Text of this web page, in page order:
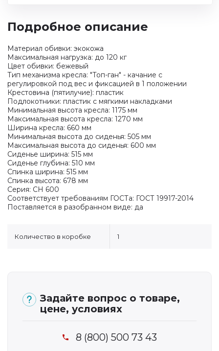
Подробное описание
Материал обивки: экокожа
Максимальная нагрузка: до 120 кг
Цвет обивки: бежевый
Тип механизма кресла: "Топ-ган" - качание с
регулировкой под вес и фиксацией в 1 положении
Крестовина (пятилучие): пластик
Подлокотники: пластик с мягкими накладками
Минимальная высота кресла: 1175 мм
Максимальная высота кресла: 1270 мм
Ширина кресла: 660 мм
Минимальная высота до сиденья: 505 мм
Максимальная высота до сиденья: 600 мм
Сиденье ширина: 515 мм
Сиденье глубина: 510 мм
Спинка ширина: 515 мм
Спинка высота: 678 мм
Серия: CH 600
Соответствует требованиям ГОСТа: ГОСТ 19917-2014
Поставляется в разобранном виде: да
Количество в коробке 1
Задайте вопрос о товаре,
цене, условиях
8 (800) 500 73 43